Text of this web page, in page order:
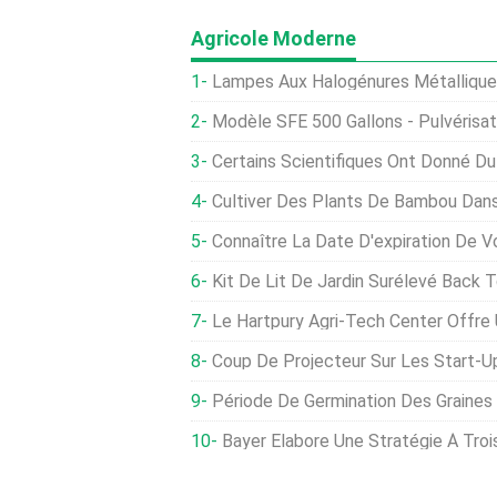
Agricole Moderne
Lampes Aux Halogénures Métalliques En Céramique
Modèle SFE 500 Gallons -
Certains Scientifiques Ont Donné Du Prozac À
Cultiver Des Plants De Bambou Dans Des
Connaître La Date D'expiration De
Kit De Lit De Jardin Surélevé Back To The
Le Hartpury Agri-Tech Center Offre Un Nouveau
Coup De Projecteur Sur Les Start-
Période De Germination Des Graines
Bayer Élabore Une Stratégie À Trois